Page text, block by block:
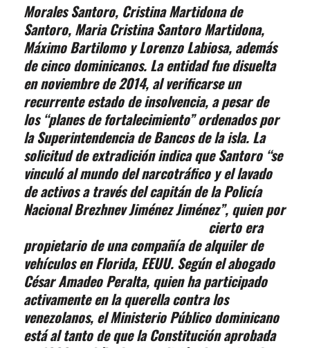
Morales Santoro, Cristina Martidona de
Santoro, Maria Cristina Santoro Martidona,
Máximo Bartilomo y Lorenzo Labiosa, además
de cinco dominicanos. La entidad fue disuelta
en noviembre de 2014, al verificarse un
recurrente estado de insolvencia, a pesar de
los “planes de fortalecimiento” ordenados por
la Superintendencia de Bancos de la isla. La
solicitud de extradición indica que Santoro “se
vinculó al mundo del narcotráfico y el lavado
de activos a través del capitán de la Policía
Nacional BrezhnevJiménez Jiménez”, quien por
cierto era
propietario de una compañía de alquiler de
vehículos en Florida, EEUU. Según el abogado
César Amadeo Peralta, quien ha participado
activamente en la querella contra los
venezolanos, el Ministerio Público dominicano
está al tanto de que la Constitución aprobada